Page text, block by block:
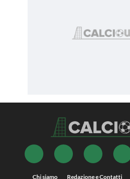
Chi siamo Redazione e Contatti